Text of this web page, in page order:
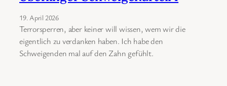
19. April 2026
Terrorsperren, aber keiner will wissen, wem wir die
eigentlich zu verdanken haben. Ich habe den
Schweigenden mal auf den Zahn gefühlt.